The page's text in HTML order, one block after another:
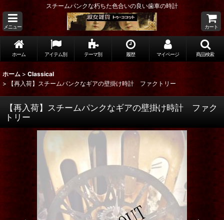
スチームパンクな朽ちた色合いの良い歯車の時計
メニュー カート
ホーム アイテム別 テーマ別 履歴 マイページ 商品検索
ホーム > Classical
>
【再入荷】スチームパンクなギアの壁掛け時計 ファクトリー
【再入荷】スチームパンクなギアの壁掛け時計 ファク
トリー